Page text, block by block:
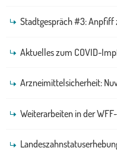
Stadtgespräch #3: Anpfiff
Aktuelles zum COVID-
Arzneimittelsicherheit:
Weiterarbeiten in der